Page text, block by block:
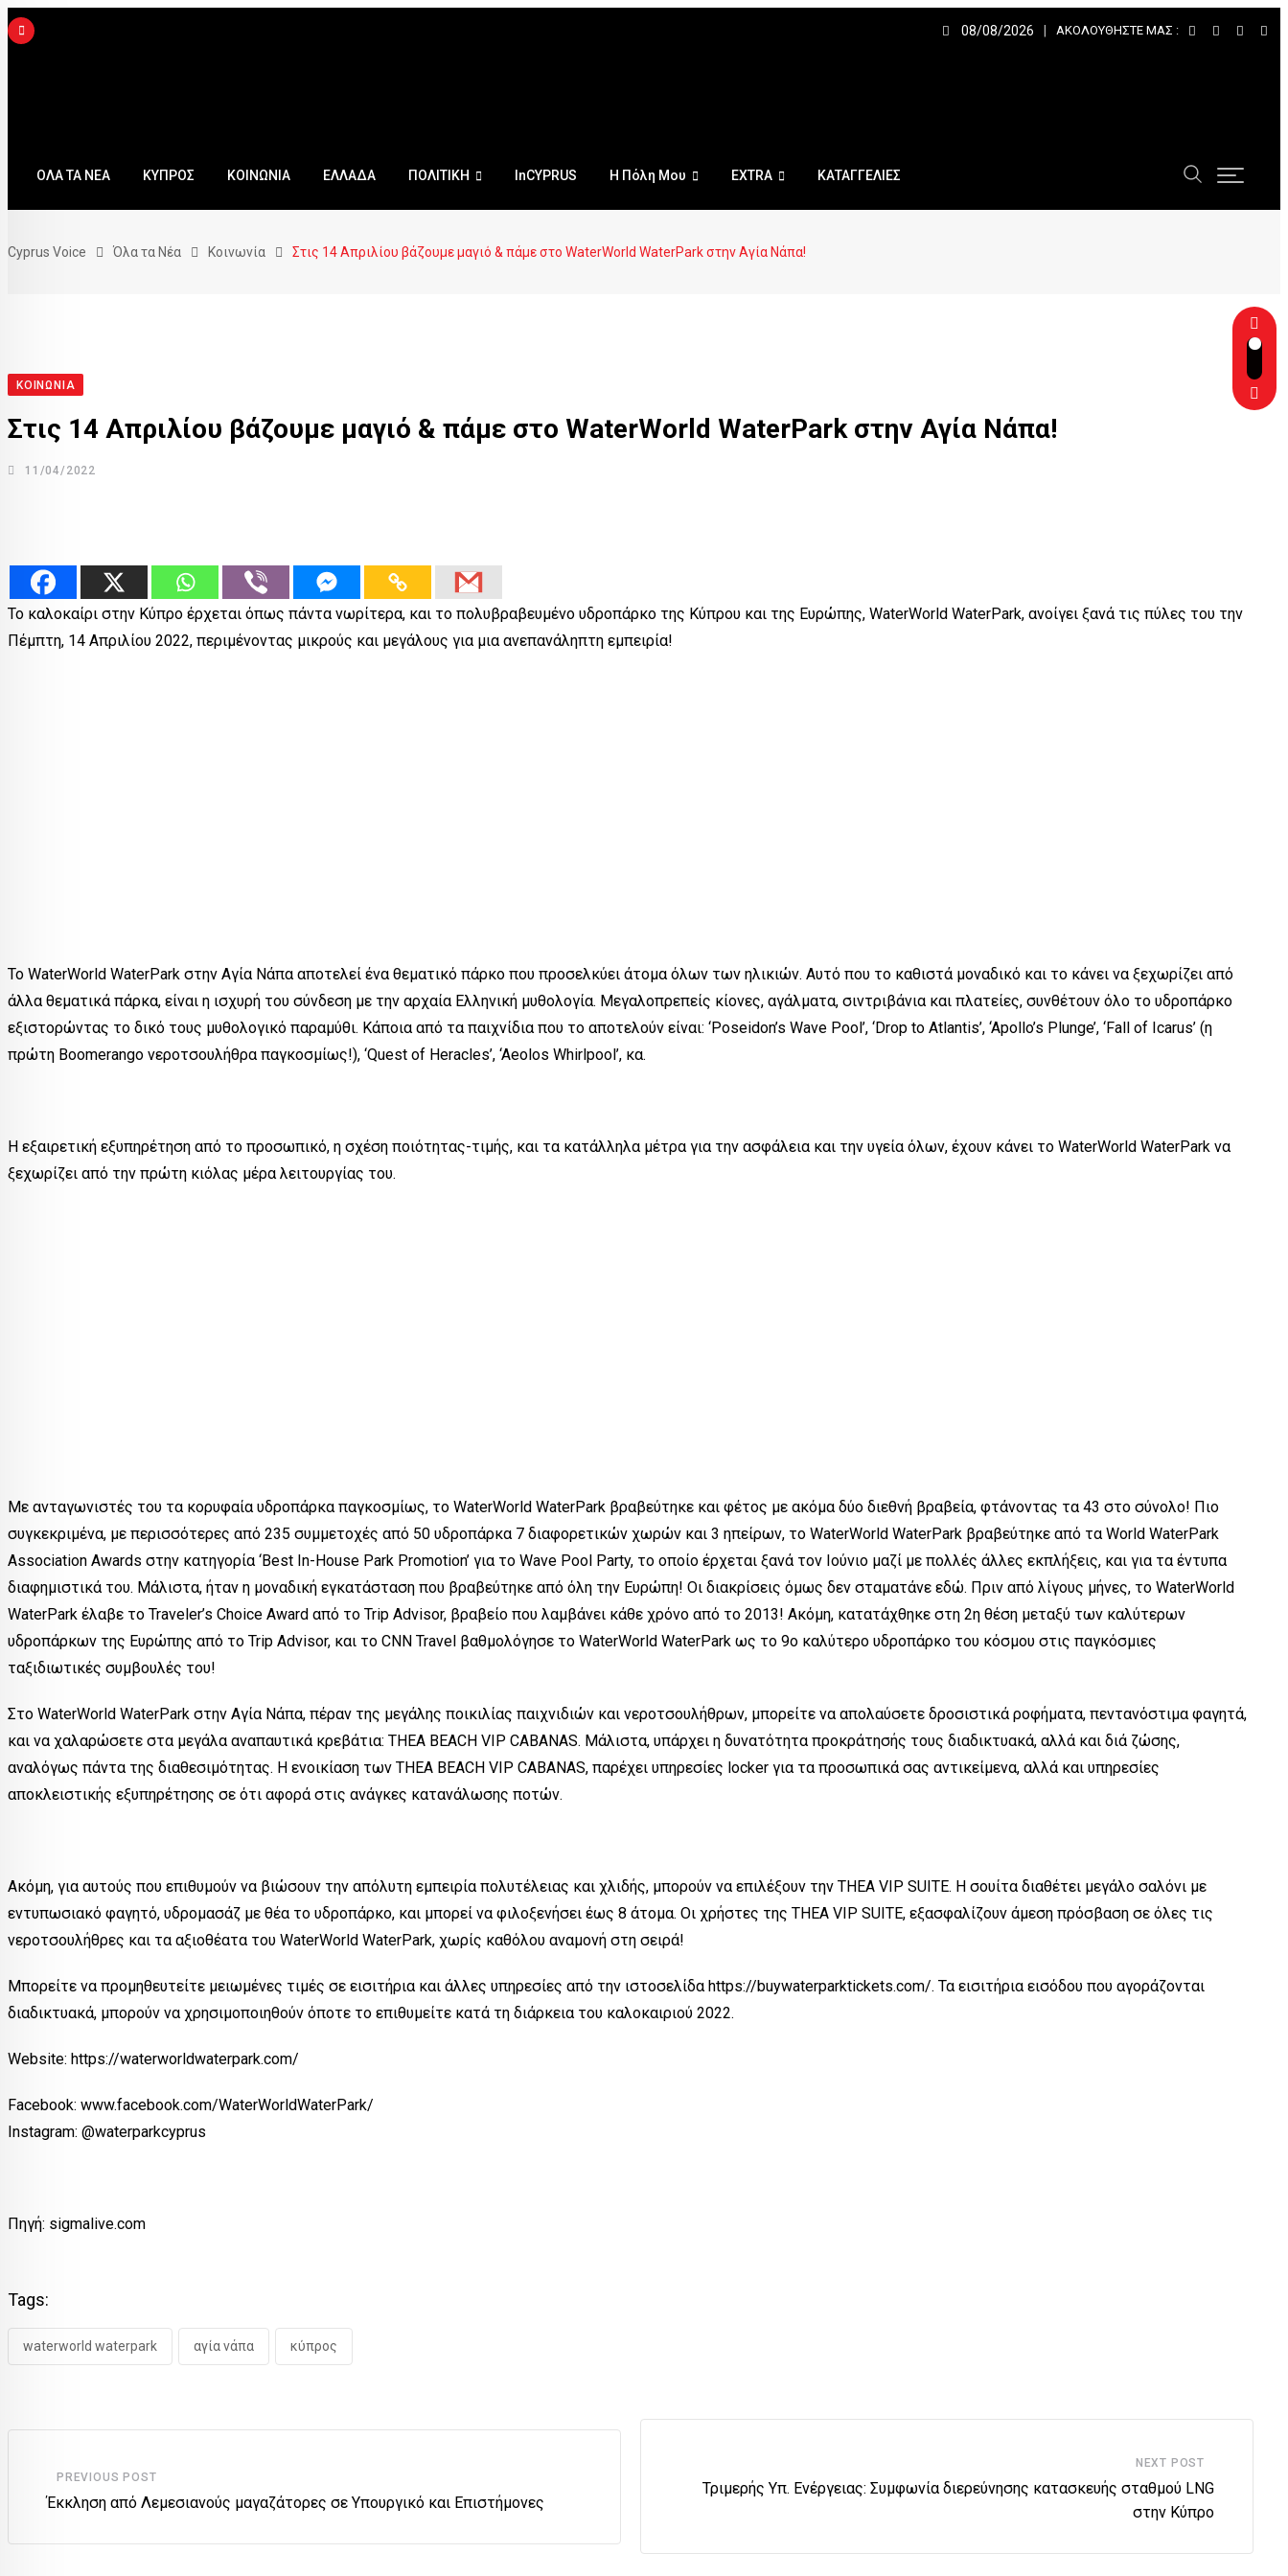
08/08/2026 ΑΚΟΛΟΥΘΉΣΤΕ ΜΑΣ :
ΟΛΑ ΤΑ ΝΕΑ ΚΥΠΡΟΣ ΚΟΙΝΩΝΙΑ ΕΛΛΑΔΑ ΠΟΛΙΤΙΚΗ InCYPRUS Η Πόλη Μου EXTRA ΚΑΤΑΓΓΕΛΙΕΣ
Cyprus Voice Όλα τα Νέα Κοινωνία Στις 14 Απριλίου βάζουμε μαγιό & πάμε στο WaterWorld WaterPark στην Αγία Νάπα!
ΚΟΙΝΩΝΊΑ
Στις 14 Απριλίου βάζουμε μαγιό & πάμε στο WaterWorld WaterPark στην Αγία Νάπα!
11/04/2022
Το καλοκαίρι στην Κύπρο έρχεται όπως πάντα νωρίτερα, και το πολυβραβευμένο υδροπάρκο της Κύπρου και της Ευρώπης, WaterWorld WaterPark, ανοίγει ξανά τις πύλες του την
Πέμπτη, 14 Απριλίου 2022, περιμένοντας μικρούς και μεγάλους για μια ανεπανάληπτη εμπειρία!
Το WaterWorld WaterPark στην Αγία Νάπα αποτελεί ένα θεματικό πάρκο που προσελκύει άτομα όλων των ηλικιών. Αυτό που το καθιστά μοναδικό και το κάνει να ξεχωρίζει από
άλλα θεματικά πάρκα, είναι η ισχυρή του σύνδεση με την αρχαία Ελληνική μυθολογία. Μεγαλοπρεπείς κίονες, αγάλματα, σιντριβάνια και πλατείες, συνθέτουν όλο το υδροπάρκο
εξιστορώντας το δικό τους μυθολογικό παραμύθι. Κάποια από τα παιχνίδια που το αποτελούν είναι: ‘Poseidon’s Wave Pool’, ‘Drop to Atlantis’, ‘Apollo’s Plunge’, ‘Fall of Icarus’ (η
πρώτη Boomerango νεροτσουλήθρα παγκοσμίως!), ‘Quest of Heracles’, ‘Aeolos Whirlpool’, κα.
Η εξαιρετική εξυπηρέτηση από το προσωπικό, η σχέση ποιότητας-τιμής, και τα κατάλληλα μέτρα για την ασφάλεια και την υγεία όλων, έχουν κάνει το WaterWorld WaterPark να
ξεχωρίζει από την πρώτη κιόλας μέρα λειτουργίας του.
Με ανταγωνιστές του τα κορυφαία υδροπάρκα παγκοσμίως, το WaterWorld WaterPark βραβεύτηκε και φέτος με ακόμα δύο διεθνή βραβεία, φτάνοντας τα 43 στο σύνολο! Πιο
συγκεκριμένα, με περισσότερες από 235 συμμετοχές από 50 υδροπάρκα 7 διαφορετικών χωρών και 3 ηπείρων, το WaterWorld WaterPark βραβεύτηκε από τα World WaterPark
Association Awards στην κατηγορία ‘Best In-House Park Promotion’ για το Wave Pool Party, το οποίο έρχεται ξανά τον Ιούνιο μαζί με πολλές άλλες εκπλήξεις, και για τα έντυπα
διαφημιστικά του. Μάλιστα, ήταν η μοναδική εγκατάσταση που βραβεύτηκε από όλη την Ευρώπη! Οι διακρίσεις όμως δεν σταματάνε εδώ. Πριν από λίγους μήνες, το WaterWorld
WaterPark έλαβε το Traveler’s Choice Award από το Trip Advisor, βραβείο που λαμβάνει κάθε χρόνο από το 2013! Ακόμη, κατατάχθηκε στη 2η θέση μεταξύ των καλύτερων
υδροπάρκων της Ευρώπης από το Trip Advisor, και το CNN Travel βαθμολόγησε το WaterWorld WaterPark ως το 9ο καλύτερο υδροπάρκο του κόσμου στις παγκόσμιες
ταξιδιωτικές συμβουλές του!
Στο WaterWorld WaterPark στην Αγία Νάπα, πέραν της μεγάλης ποικιλίας παιχνιδιών και νεροτσουλήθρων, μπορείτε να απολαύσετε δροσιστικά ροφήματα, πεντανόστιμα φαγητά,
και να χαλαρώσετε στα μεγάλα αναπαυτικά κρεβάτια: THEA BEACH VIP CABANAS. Μάλιστα, υπάρχει η δυνατότητα προκράτησής τους διαδικτυακά, αλλά και διά ζώσης,
αναλόγως πάντα της διαθεσιμότητας. Η ενοικίαση των THEA BEACH VIP CABANAS, παρέχει υπηρεσίες locker για τα προσωπικά σας αντικείμενα, αλλά και υπηρεσίες
αποκλειστικής εξυπηρέτησης σε ότι αφορά στις ανάγκες κατανάλωσης ποτών.
Ακόμη, για αυτούς που επιθυμούν να βιώσουν την απόλυτη εμπειρία πολυτέλειας και χλιδής, μπορούν να επιλέξουν την THEA VIP SUITE. Η σουίτα διαθέτει μεγάλο σαλόνι με
εντυπωσιακό φαγητό, υδρομασάζ με θέα το υδροπάρκο, και μπορεί να φιλοξενήσει έως 8 άτομα. Οι χρήστες της THEA VIP SUITE, εξασφαλίζουν άμεση πρόσβαση σε όλες τις
νεροτσουλήθρες και τα αξιοθέατα του WaterWorld WaterPark, χωρίς καθόλου αναμονή στη σειρά!
Μπορείτε να προμηθευτείτε μειωμένες τιμές σε εισιτήρια και άλλες υπηρεσίες από την ιστοσελίδα https://buywaterparktickets.com/. Τα εισιτήρια εισόδου που αγοράζονται
διαδικτυακά, μπορούν να χρησιμοποιηθούν όποτε το επιθυμείτε κατά τη διάρκεια του καλοκαιριού 2022.
Website: https://waterworldwaterpark.com/
Facebook: www.facebook.com/WaterWorldWaterPark/
Instagram: @waterparkcyprus
Πηγή: sigmalive.com
Tags:
waterworld waterpark αγία νάπα κύπρος
PREVIOUS POST
Έκκληση από Λεμεσιανούς μαγαζάτορες σε Υπουργικό και Επιστήμονες
NEXT POST
Τριμερής Υπ. Ενέργειας: Συμφωνία διερεύνησης κατασκευής σταθμού LNG
στην Κύπρο